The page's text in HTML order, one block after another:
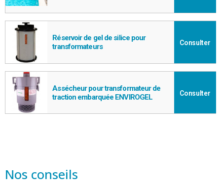
Réservoir de gel de silice pour
transformateurs
Consulter
Assécheur pour transformateur de
traction embarquée ENVIROGEL
Consulter
Nos conseils